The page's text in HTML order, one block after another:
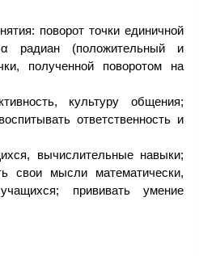
поворот точки единичной
радиан (положительный и
полученной поворотом на
культуру общения;
ответственность и
вычислительные навыки;
свои мысли математически,
прививать умение